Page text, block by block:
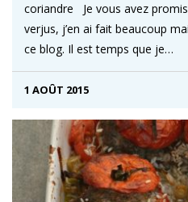
coriandre Je vous avez
verjus, j’en ai fait beaucoup
ce blog. Il est temps que je…
1 AOÛT 2015